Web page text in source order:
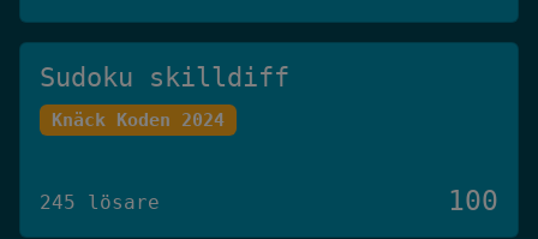
Sudoku skilldiff
Knäck Koden 2024
245 lösare 100